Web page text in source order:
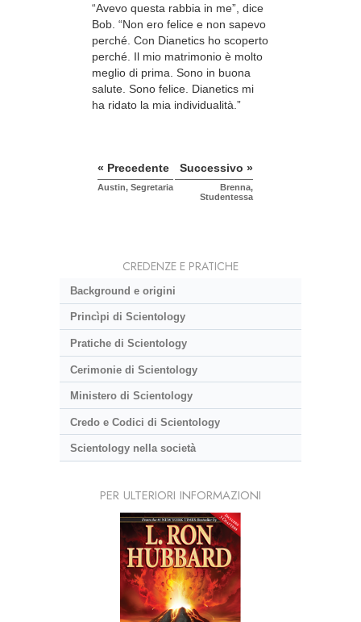
“Avevo questa rabbia in me”, dice
Bob. “Non ero felice e non sapevo
perché. Con Dianetics ho scoperto
perché. Il mio matrimonio è molto
meglio di prima. Sono in buona
salute. Sono felice. Dianetics mi
ha ridato la mia individualità.”
« Precedente
Austin, Segretaria
Successivo »
Brenna,
Studentessa
CREDENZE E PRATICHE
Background e origini
Princìpi di Scientology
Pratiche di Scientology
Cerimonie di Scientology
Ministero di Scientology
Credo e Codici di Scientology
Scientology nella società
PER ULTERIORI INFORMAZIONI